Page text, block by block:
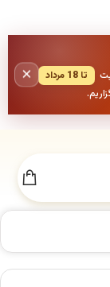
تا 18 مرداد
×